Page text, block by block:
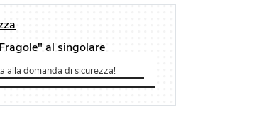
al singolare